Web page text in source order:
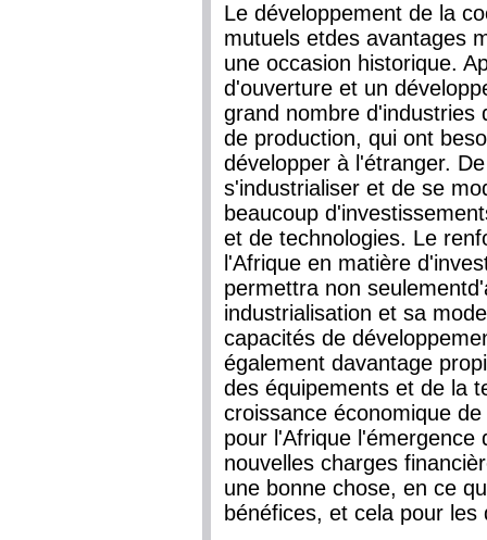
Le développement de la
mutuels etdes avantages
une occasion historique.
d'ouverture et un
grand nombre d'industries
de production, qui ont
développer à l'étranger.
s'industrialiser et de se
beaucoup
et de technologies. Le
l'Afrique en matière
permettra non
industrialisation et sa
capacités de
également davantage
des équipements et de la
croissance économique
pour l'Afrique l'émergence
nouvelles charges
une bonne chose, en ce
bénéfices, et cela pour